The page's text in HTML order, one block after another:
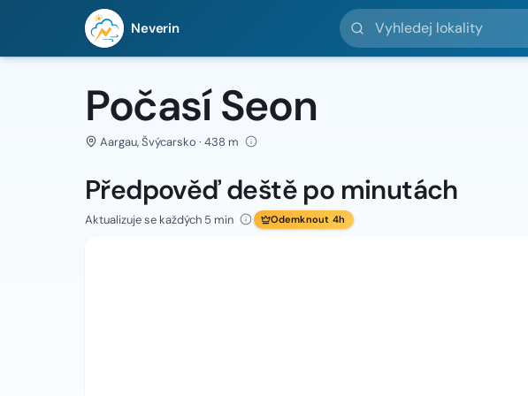
Neverin
Vyhledej lokality
Počasí Seon
Aargau, Švýcarsko · 438 m
Předpověď deště po minutách
Aktualizuje se každých 5 min Odemknout 4h